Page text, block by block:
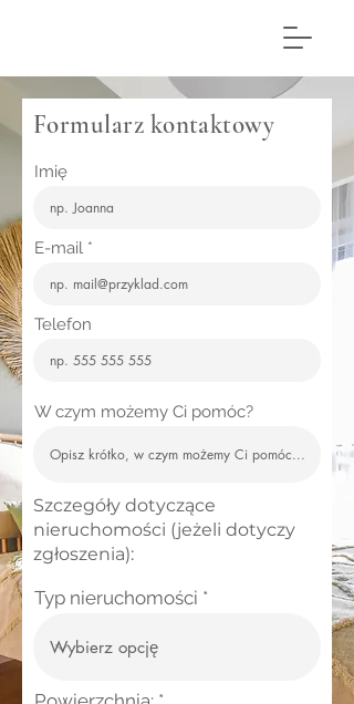
Formularz kontaktowy
Imię
E-mail
Telefon
W czym możemy Ci pomóc?
Szczegóły dotyczące
nieruchomości (jeżeli dotyczy
zgłoszenia):
Typ nieruchomości